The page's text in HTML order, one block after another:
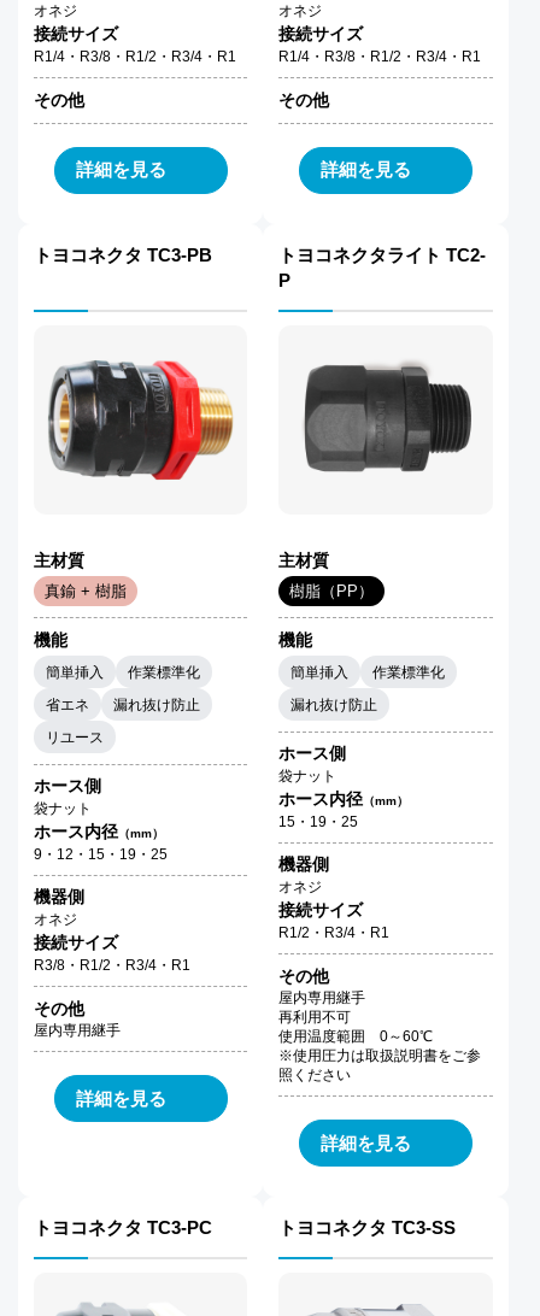
オネジ
接続サイズ
R1/4・R3/8・R1/2・R3/4・R1
その他
詳細を見る
オネジ
接続サイズ
R1/4・R3/8・R1/2・R3/4・R1
その他
詳細を見る
トヨコネクタ TC3-PB
主材質
真鍮 + 樹脂
機能
簡単挿入
作業標準化
省エネ
漏れ抜け防止
リユース
ホース側
袋ナット
ホース内径（mm）
9・12・15・19・25
機器側
オネジ
接続サイズ
R3/8・R1/2・R3/4・R1
その他
屋内専用継手
詳細を見る
トヨコネクタライト TC2-
P
主材質
樹脂（PP）
機能
簡単挿入
作業標準化
漏れ抜け防止
ホース側
袋ナット
ホース内径（mm）
15・19・25
機器側
オネジ
接続サイズ
R1/2・R3/4・R1
その他
屋内専用継手
再利用不可
使用温度範囲 0～60℃
※使用圧力は取扱説明書をご参
照ください
詳細を見る
トヨコネクタ TC3-PC トヨコネクタ TC3-SS